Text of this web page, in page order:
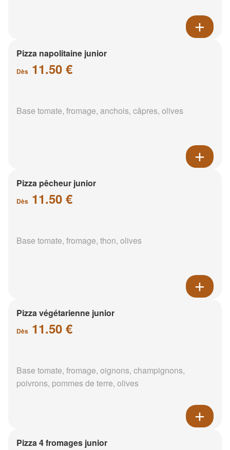
Pizza napolitaine junior
Dès 11.50 €
Base tomate, fromage, anchois, câpres, olives
Pizza pêcheur junior
Dès 11.50 €
Base tomate, fromage, thon, olives
Pizza végétarienne junior
Dès 11.50 €
Base tomate, fromage, oignons, champignons,
poivrons, pommes de terre, olives
Pizza 4 fromages junior